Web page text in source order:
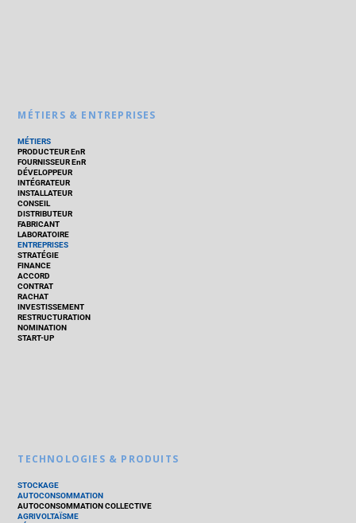
MÉTIERS & ENTREPRISES
MÉTIERS
PRODUCTEUR EnR
FOURNISSEUR EnR
DÉVELOPPEUR
INTÉGRATEUR
INSTALLATEUR
CONSEIL
DISTRIBUTEUR
FABRICANT
LABORATOIRE
ENTREPRISES
STRATÉGIE
FINANCE
ACCORD
CONTRAT
RACHAT
INVESTISSEMENT
RESTRUCTURATION
NOMINATION
START-UP
TECHNOLOGIES & PRODUITS
STOCKAGE
AUTOCONSOMMATION
AUTOCONSOMMATION COLLECTIVE
AGRIVOLTAÏSME